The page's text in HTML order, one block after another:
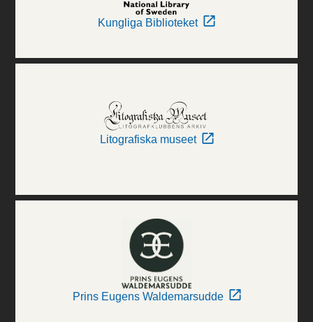
Kungliga Biblioteket
Litografiska museet
Prins Eugens Waldemarsudde